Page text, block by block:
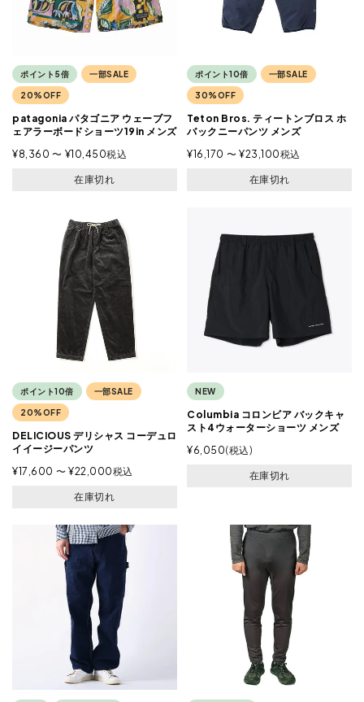
ポイント5倍 一部SALE
20%OFF
patagonia パタゴニア ウェーブフ
ェアラーボードショーツ19in メンズ
¥8,360 〜 ¥10,450税込
在庫切れ
ポイント10倍 一部SALE
30%OFF
Teton Bros. ティートンブロス ホ
バックニーパンツ メンズ
¥16,170 〜 ¥23,100税込
在庫切れ
ポイント10倍 一部SALE
20%OFF
DELICIOUS デリシャス コーデュロ
イイージーパンツ
¥17,600 〜 ¥22,000税込
在庫切れ
NEW
Columbia コロンビア バックキャ
スト4ウォーターショーツ メンズ
¥6,050 税込
在庫切れ